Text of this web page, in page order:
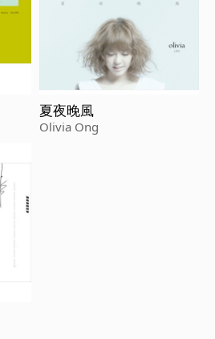
夏夜晚風
Olivia Ong